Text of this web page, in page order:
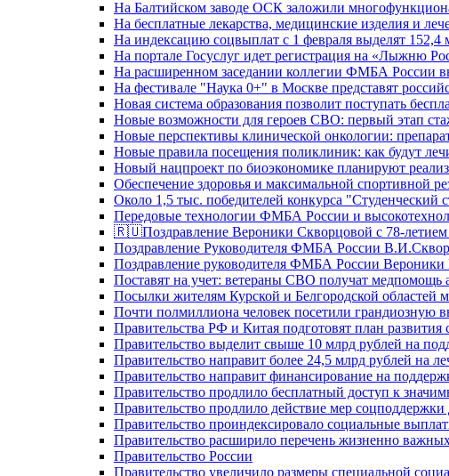
На Балтийском заводе ОСК заложили
На бесплатные лекарства, медицинские изделия и
На индексацию соцвыплат с 1 февраля выделят 152,4
На портале Госуслуг идет регистрация на «Лыжню
На расширенном заседании коллегии ФМБА России
На фестивале "Наука 0+" в Москве представят
Новая система образования позволит поступать
Новые возможности для героев СВО: первый этап
Новые перспективы клинической онкологии:
Новые правила посещения поликлиник: как будут
Новый нацпроект по биоэкономике планируют
Обеспечение здоровья и максимальной спортивной
Около 1,5 тыс. победителей конкурса "Студенческий
Передовые технологии ФМБА России и
🇷🇺Поздравление Вероники Скворцовой с 78-летием
Поздравление Руководителя ФМБА России
Поздравление руководителя ФМБА России
Поставят на учет: ветераны СВО получат медпомощь
Посылки жителям Курской и Белгородской областей
Почти полмиллиона человек посетили грандиозную
Правительства РФ и Китая подготовят план
Правительство выделит свыше 10 млрд рублей на
Правительство направит более 24,5 млрд рублей на
Правительство направит финансирование на
Правительство продлило бесплатный доступ к
Правительство продлило действие мер
Правительство проиндексировало социальные
Правительство расширило перечень жизненно
Правительство России
Правительство увеличило размеры специальной